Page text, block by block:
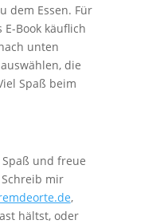
dem Essen. Für
Book käuflich
unten
die
Spaß beim
und freue
mir
,
hältst, oder